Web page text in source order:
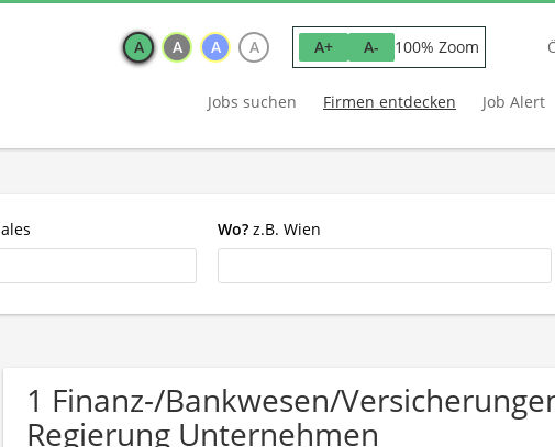
A A A A A+ A- 100% Zoom
Jobs suchen Firmen entdecken Job Alert
Wo? z.B. Wien
1 Finanz-/Bankwesen/
Regierung Unternehmen